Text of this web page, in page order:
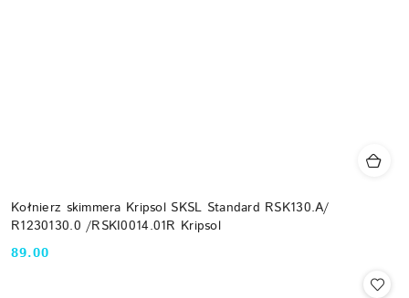
Kołnierz skimmera Kripsol SKSL Standard RSK130.A/
R1230130.0 /RSKI0014.01R Kripsol
Cena:
89.00